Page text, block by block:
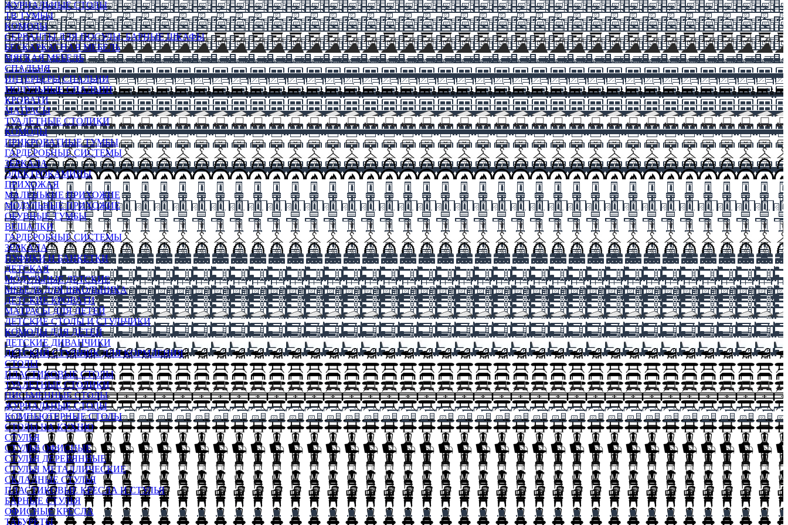
ЖУРНАЛЬНЫЕ СТОЛЫ
ТВ ТУМБЫ
КОМОДЫ
СЕРВАНТЫ ДЛЯ ПОСУДЫ, БАРНЫЕ ШКАФЫ
БЕСКАРКАСНАЯ МЕБЕЛЬ
МЯГКАЯ МЕБЕЛЬ
СПАЛЬНЯ
ИНТЕРЬЕРЫ СПАЛЬНИ
МОДУЛЬНЫЕ СПАЛЬНИ
КРОВАТИ
МАТРАСЫ
ТУАЛЕТНЫЕ СТОЛИКИ
КОМОДЫ
ПРИКРОВАТНЫЕ ТУМБЫ
ГАРДЕРОБНЫЕ СИСТЕМЫ
ЗЕРКАЛА
ЭЛЕКТРОКАМИНЫ
ПРИХОЖАЯ
МАЛЕНЬКИЕ ПРИХОЖИЕ
МОДУЛЬНЫЕ ПРИХОЖИЕ
ОБУВНЫЕ ТУМБЫ
ВЕШАЛКИ
ГАРДЕРОБНЫЕ СИСТЕМЫ
ЗЕРКАЛА
ПУФИКИ И БАНКЕТКИ
ДЕТСКАЯ
МОДУЛЬНЫЕ ДЕТСКИЕ
МЕБЕЛЬ ДЛЯ ШКОЛЬНИКА
ДЕТСКИЕ КРОВАТИ
МАТРАСЫ ДЛЯ ДЕТЕЙ
ДЕТСКИЕ СТОЛЫ И СТУЛЬЧИКИ
КОМОДЫ ДЛЯ ДЕТЕЙ
ДЕТСКИЕ ДИВАНЧИКИ
ДЕТСКИЙ СТУЛЬЧИК ДЛЯ КОРМЛЕНИЯ
СТОЛЫ
ПЛАСТИКОВЫЕ СТОЛЫ
ТУАЛЕТНЫЕ СТОЛИКИ
ПИСЬМЕННЫЕ СТОЛЫ
ЖУРНАЛЬНЫЕ СТОЛЫ
КОМПЬЮТЕРНЫЕ СТОЛЫ
СТОЛЫ НА КУХНЮ
СТУЛЬЯ
СТУЛЬЯ ОФИСНЫЕ
СТУЛЬЯ ДЕРЕВЯННЫЕ
СТУЛЬЯ МЕТАЛЛИЧЕСКИЕ
СКЛАДНЫЕ СТУЛЬЯ
ПЛАСТИКОВЫЕ КРЕСЛА И СТУЛЬЯ
БАРНЫЕ СТУЛЬЯ
ОФИСНЫЕ КРЕСЛА
ТАБУРЕТЫ